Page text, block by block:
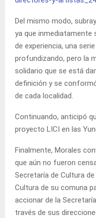
Del mismo modo,
ya que inmediatamente
de experiencia, una
profundizando, pero la
solidario que se está
definición y se
de cada localidad.
Continuando, anticipó
proyecto LICI en las
Finalmente, Morales
que aún no fueron
Secretaría de Cultura
Cultura de su comuna
accionar de la
través de sus